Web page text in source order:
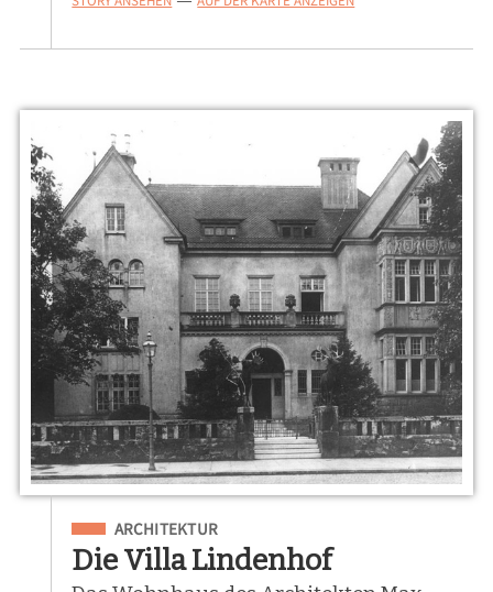
Eingeordnet unter
ARCHITEKTUR
Die Villa Lindenhof